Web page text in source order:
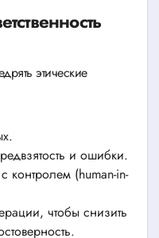
этические
и ошибки.
контролем (human-in-
чтобы снизить